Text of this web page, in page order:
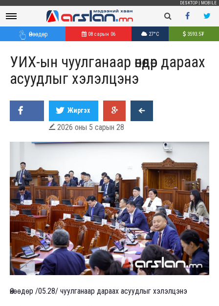
DESKTOP MOBILE
Өнөөдөр 08 сарын 06 27°C 3593.5₮
УИХ-ын чуулганаар өнөөдөр дараах
асуудлыг хэлэлцэнэ
Жиргэх
 2026 оны 5 сарын 28
Өнөөдөр /05.28/ чуулганаар дараах асуудлыг хэлэлцэнэ